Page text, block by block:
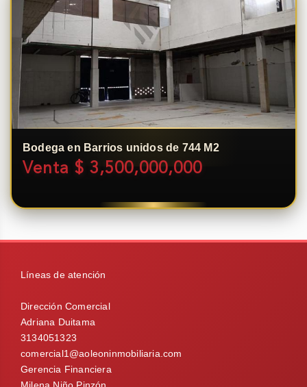
Bodega en Barrios unidos de 744 M2
Venta $ 3,500,000,000
Líneas de atención
Dirección Comercial
Adriana Duitama
3134051323
comercial1@aoleoninmobiliaria.com
Gerencia Financiera